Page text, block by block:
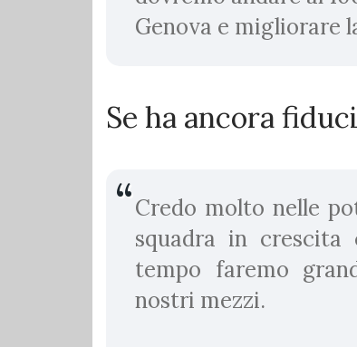
Genova e migliorare
Se ha ancora
Credo molto nelle
squadra in
tempo faremo
nostri mezzi.